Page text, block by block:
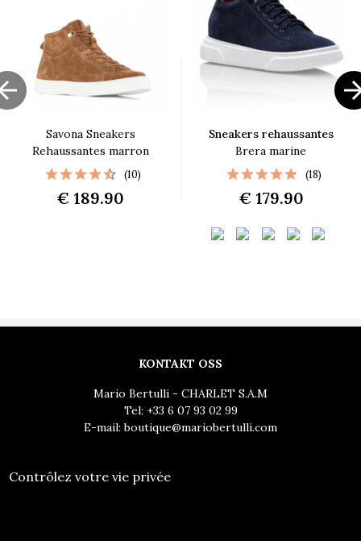
Savona Sneakers
Rehaussantes marron
(10)
€ 189.90
Sneakers rehaussantes
Brera marine
(18)
€ 179.90
KONTAKT OSS
Mario Bertulli - CHARLET S.A.M
Tel: +33 6 07 93 02 99
E-mail:boutique@mariobertulli.com
Contrôlez votre vie privée